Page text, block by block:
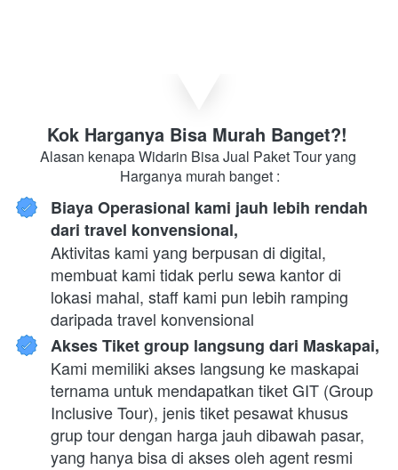
Kok Harganya Bisa Murah Banget?!
Alasan kenapa Widarin Bisa Jual Paket Tour yang
Harganya murah banget :
Biaya Operasional kami jauh lebih rendah
dari travel konvensional,
Aktivitas kami yang berpusan di digital,
membuat kami tidak perlu sewa kantor di
lokasi mahal, staff kami pun lebih ramping
daripada travel konvensional
Akses Tiket group langsung dari Maskapai,
Kami memiliki akses langsung ke maskapai
ternama untuk mendapatkan tiket GIT (Group
Inclusive Tour), jenis tiket pesawat khusus
grup tour dengan harga jauh dibawah pasar,
yang hanya bisa di akses oleh agent resmi